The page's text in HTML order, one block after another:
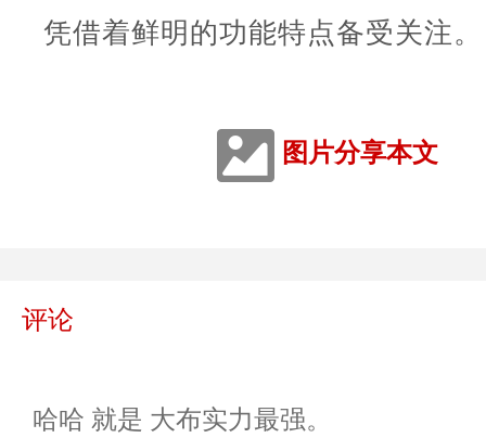
凭借着鲜明的功能特点备受关注。
图片分享本文
评论
哈哈 就是 大布实力最强。